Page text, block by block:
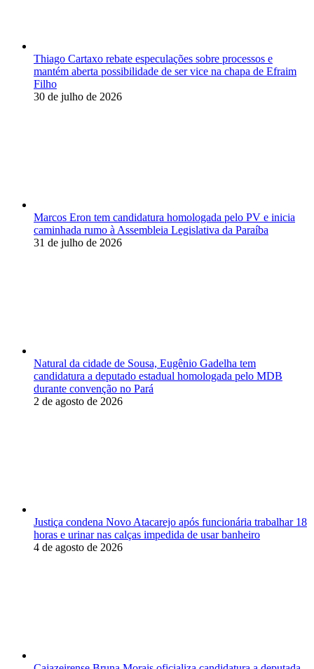
Thiago Cartaxo rebate especulações sobre processos e
mantém aberta possibilidade de ser vice na chapa de Efraim
Filho
30 de julho de 2026
Marcos Eron tem candidatura homologada pelo PV e inicia
caminhada rumo à Assembleia Legislativa da Paraíba
31 de julho de 2026
Natural da cidade de Sousa, Eugênio Gadelha tem
candidatura a deputado estadual homologada pelo MDB
durante convenção no Pará
2 de agosto de 2026
Justiça condena Novo Atacarejo após funcionária trabalhar 18
horas e urinar nas calças impedida de usar banheiro
4 de agosto de 2026